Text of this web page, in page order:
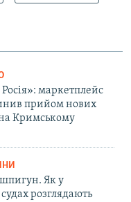
маркетплейс
прийом нових
Кримському
Як у
розглядають